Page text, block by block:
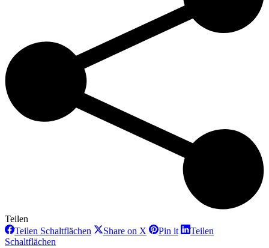
Teilen
Teilen Schaltflächen TeilenShare on X TeilenPin itTeilenTeilen
Schaltflächen